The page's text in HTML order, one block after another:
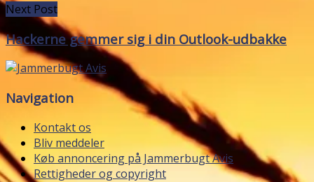
Next Post
Hackerne gemmer sig i din Outlook-udbakke
Navigation
Kontakt os
Bliv meddeler
Køb annoncering på Jammerbugt Avis
Rettigheder og copyright